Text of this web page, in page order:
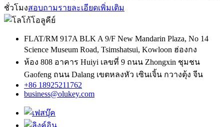
ชั่วโมงสอบถามรายละเอียดเพิ่มเติม
FLAT/RM 917A BLK A 9/F New Mandarin Plaza, No 14
Science Museum Road, Tsimshatsui, Kowloon ฮ่องกง
ห้อง 808 อาคาร Huiyi เลขที่ 9 ถนน Zhongxin ชุมชน
Gaofeng ถนน Dalang เขตหลงหัว เซินเจิ้น กวางตุ้ง จีน
+86 18925211762
business@olukey.com